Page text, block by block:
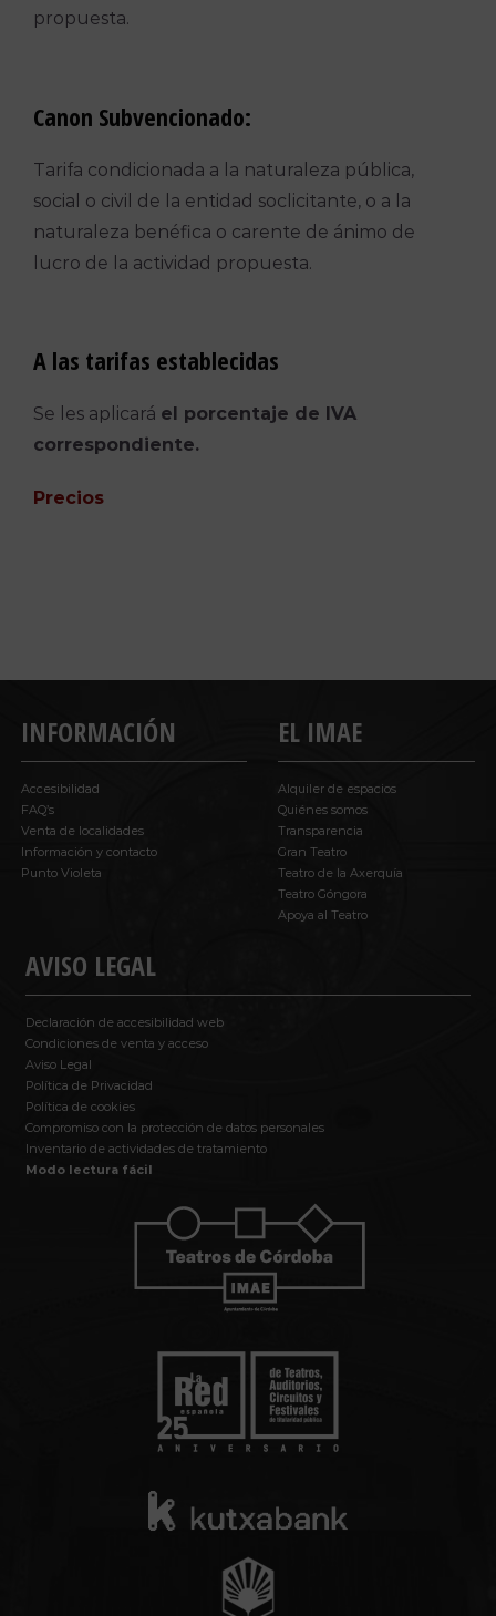
propuesta.
Canon Subvencionado:
Tarifa condicionada a la naturaleza pública,
social o civil de la entidad soclicitante, o a la
naturaleza benéfica o carente de ánimo de
lucro de la actividad propuesta.
A las tarifas establecidas
Se les aplicará el porcentaje de IVA
correspondiente.
Precios
INFORMACIÓN
Accesibilidad
FAQ’s
Venta de localidades
Información y contacto
Punto Violeta
AVISO LEGAL
Declaración de accesibilidad web
Condiciones de venta y acceso
Aviso Legal
Política de Privacidad
Política de cookies
Compromiso con la protección de datos personales
Inventario de actividades de tratamiento
Modo lectura fácil
EL IMAE
Alquiler de espacios
Quiénes somos
Transparencia
Gran Teatro
Teatro de la Axerquía
Teatro Góngora
Apoya al Teatro